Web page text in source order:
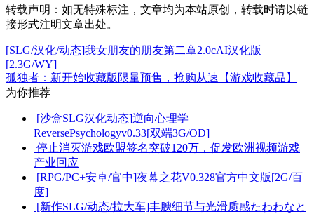
转载声明： 如无特殊标注，文章均为本站原创，转载时请以链
接形式注明文章出处。
[SLG/汉化/动态]我女朋友的朋友第二章2.0cAI汉化版
[2.3G/WY]
孤独者：新开始收藏版限量预售，抢购从速【游戏收藏品】
为你推荐
[沙盒SLG汉化动态]逆向心理学
ReversePsychologyv0.33[双端3G/OD]
停止消灭游戏欧盟签名突破120万，促发欧洲视频游戏
产业回应
[RPG/PC+安卓/官中]夜幕之花V0.328官方中文版[2G/百
度]
[新作SLG/动态/拉大车]丰腴细节与光滑质感たわわなと